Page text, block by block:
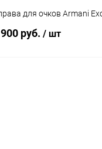
для очков Armani
руб. / шт